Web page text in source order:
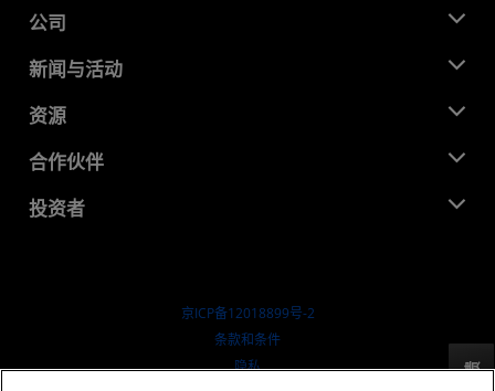
反馈
公司
关于 AMD
企业责任
就业机会
联系我们
新闻与活动
新闻中心
媒体库
资源
开发中心
成功案例
合作伙伴
AMD 合作伙伴中心
投资者
京ICP备12018899号-2
​条款和条件
隐私